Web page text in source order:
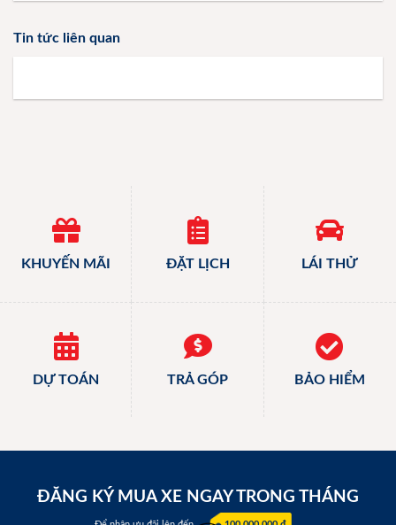
Tin tức liên quan
KHUYẾN MÃI ĐẶT LỊCH LÁI THỬ
DỰ TOÁN TRẢ GÓP BẢO HIỂM
ĐĂNG KÝ MUA XE NGAY TRONG THÁNG